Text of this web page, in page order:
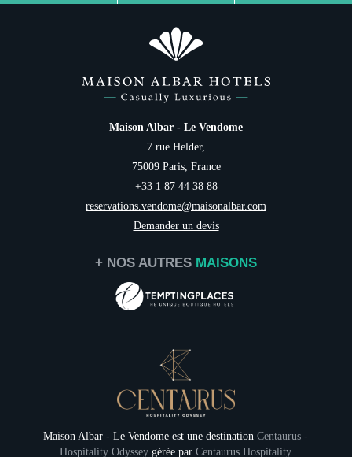
Maison Albar - Le Vendome
7 rue Helder,
75009 Paris, France
+33 1 87 44 38 88
reservations.vendome@maisonalbar.com
Demander un devis
+ NOS AUTRES MAISONS
Maison Albar - Le Vendome est une destinationCentaurus -
Hospitality Odyssey gérée parCentaurus Hospitality